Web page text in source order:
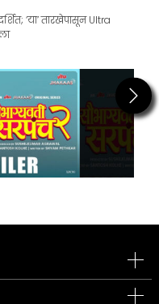
‘या’ तारखेपासून Ultra
Next